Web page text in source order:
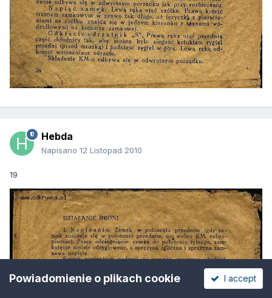
Hebda
Napisano 12 Listopad 2010
19
Powiadomienie o plikach cookie I accept